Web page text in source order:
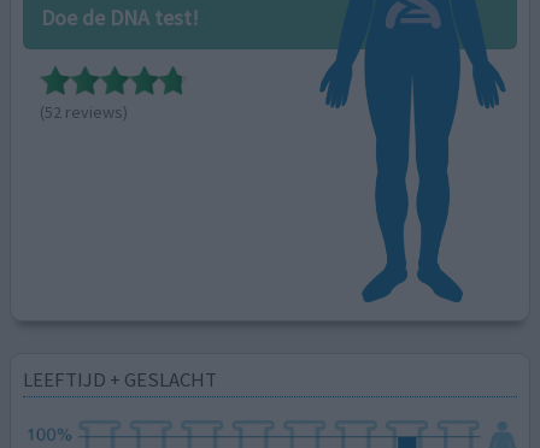
Doe de DNA test!
(52 reviews)
LEEFTIJD + GESLACHT